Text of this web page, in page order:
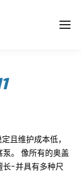
且维护成本低，
。 像所有的奥盖
长-并具有多种尺